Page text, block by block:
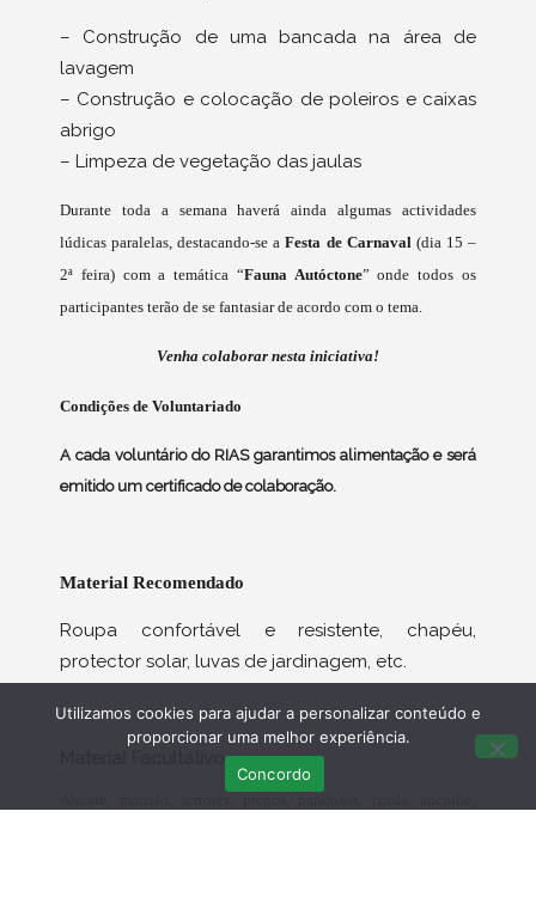
– Construção de uma bancada na área de
lavagem
– Construção e colocação de poleiros e caixas
abrigo
– Limpeza de vegetação das jaulas
Durante toda a semana haverá ainda algumas actividades
lúdicas paralelas, destacando-se aFesta de Carnaval (dia 15 –
2ª feira) com a temática “Fauna Autóctone” onde todos os
participantes terão de se fantasiar de acordo com o tema.
Venha colaborar nesta iniciativa!
Condições de Voluntariado
A cada voluntário do RIAS garantimos alimentação e será
emitido um certificado de colaboração.
Material Recomendado
Roupa confortável e resistente, chapéu,
protector solar, luvas de jardinagem, etc.
Utilizamos cookies para ajudar a personalizar conteúdo e
proporcionar uma melhor experiência.
Concordo